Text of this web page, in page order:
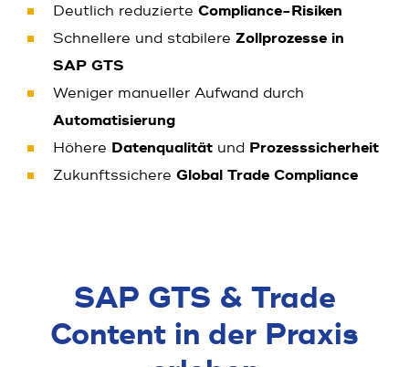
Deutlich reduzierte Compliance-Risiken
Schnellere und stabilere Zollprozesse in
SAP GTS
Weniger manueller Aufwand durch
Automatisierung
Höhere Datenqualität und Prozesssicherheit
Zukunftssichere Global Trade Compliance
SAP GTS & Trade
Content in der Praxis